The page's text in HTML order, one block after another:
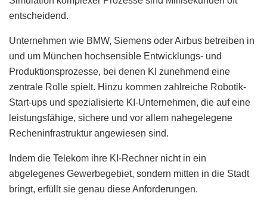
entscheidend.
Unternehmen wie BMW, Siemens oder Airbus betreiben in
und um München hochsensible Entwicklungs- und
Produktionsprozesse, bei denen KI zunehmend eine
zentrale Rolle spielt. Hinzu kommen zahlreiche Robotik-
Start-ups und spezialisierte KI-Unternehmen, die auf eine
leistungsfähige, sichere und vor allem nahegelegene
Recheninfrastruktur angewiesen sind.
Indem die Telekom ihre KI-Rechner nicht in ein
abgelegenes Gewerbegebiet, sondern mitten in die Stadt
bringt, erfüllt sie genau diese Anforderungen.